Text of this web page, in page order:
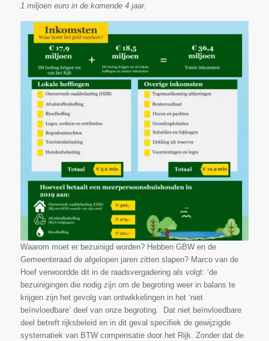
1 miljoen euro in de komende 4 jaar.
Waarom moet er bezuinigd worden? Hebben GBW en de
Gemeenteraad de afgelopen jaren zitten slapen? Marco van de
Hoef verwoordde dit in de raadsvergadering als volgt: ‘de
bezuinigingen die nodig zijn om de begroting weer in balans te
krijgen zijn het gevolg van ontwikkelingen in het ‘niet
beïnvloedbare’ deel van onze begroting. Dat niet beïnvloedbare
deel betreft rijksbeleid en in dit geval specifiek de gewijzigde
systematiek van BTW compensatie door het Rijk. Zonder dat de